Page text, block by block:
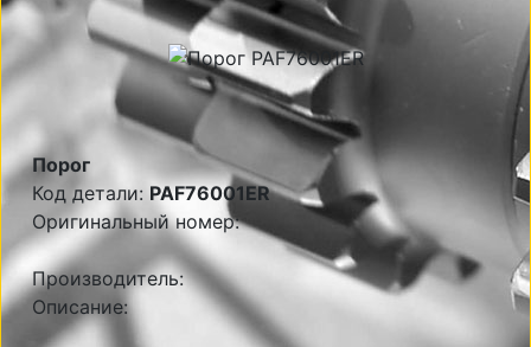
Порог
Код детали: PAF76001ER
Оригинальный номер:
Производитель:
Описание: